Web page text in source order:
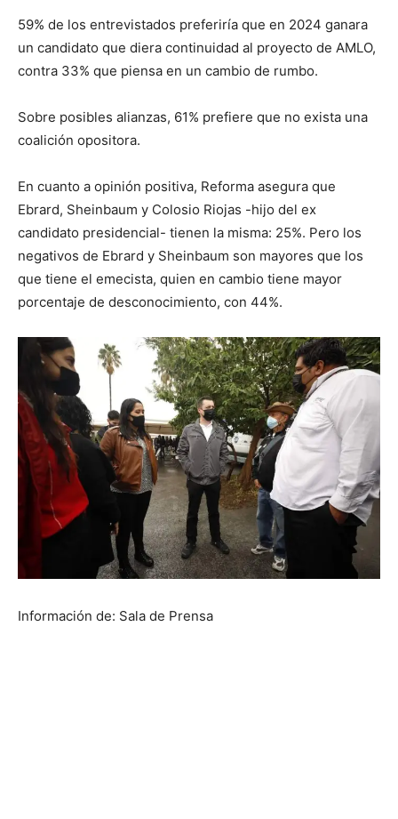
59% de los entrevistados preferiría que en 2024 ganara
un candidato que diera continuidad al proyecto de AMLO,
contra 33% que piensa en un cambio de rumbo.
Sobre posibles alianzas, 61% prefiere que no exista una
coalición opositora.
En cuanto a opinión positiva, Reforma asegura que
Ebrard, Sheinbaum y Colosio Riojas -hijo del ex
candidato presidencial- tienen la misma: 25%. Pero los
negativos de Ebrard y Sheinbaum son mayores que los
que tiene el emecista, quien en cambio tiene mayor
porcentaje de desconocimiento, con 44%.
Información de: Sala de Prensa